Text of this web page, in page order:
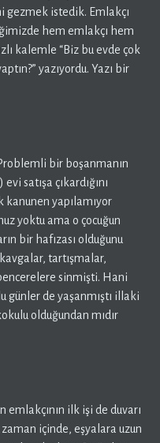
gezmek istedik. Emlakçı
hem emlakçı hem
kalemle “Biz bu evde çok
yazıyordu. Yazı bir
bir boşanmanın
satışa çıkardığını
kanunen yapılamıyor
yoktu ama o çocuğun
bir hafızası olduğunu
tartışmalar,
sinmişti. Hani
günler de yaşanmıştı illaki
olduğundan mıdır
ilk işi de duvarı
içinde, eşyalara uzun